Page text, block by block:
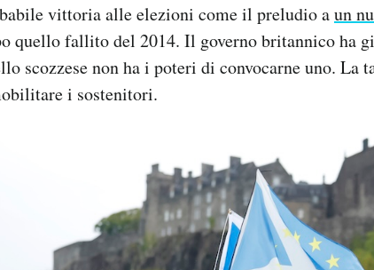
vittoria alle elezioni come il preludio aun
quello fallito del 2014. Il governo britannico ha
scozzese non ha i poteri di convocarne uno. La
i sostenitori.